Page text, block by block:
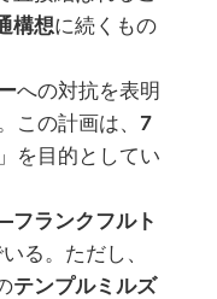
構想に続くもの
への対抗を表明
この計画は、 7
を目的としてい
ランクフルト
る。ただし、
テンプルミルズ